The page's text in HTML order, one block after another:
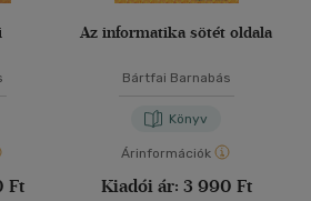
Ft
Az informatika sötét oldala
Bártfai Barnabás
Könyv
Árinformációk
Kiadói ár: 3 990 Ft